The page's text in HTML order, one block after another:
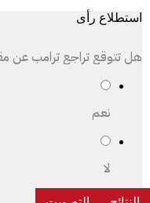
استطلاع رأى
هل تتوقع تراجع ترامب عن
نعم
لا